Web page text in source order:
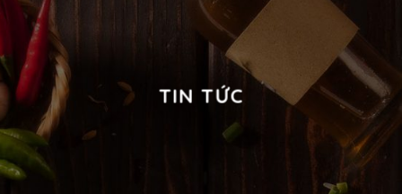
TIN TỨC